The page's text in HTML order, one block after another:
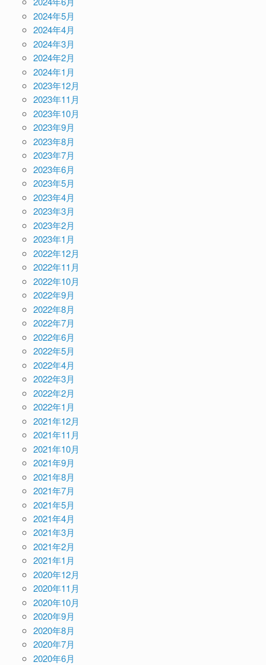
2024年5月
2024年4月
2024年3月
2024年2月
2024年1月
2023年12月
2023年11月
2023年10月
2023年9月
2023年8月
2023年7月
2023年6月
2023年5月
2023年4月
2023年3月
2023年2月
2023年1月
2022年12月
2022年11月
2022年10月
2022年9月
2022年8月
2022年7月
2022年6月
2022年5月
2022年4月
2022年3月
2022年2月
2022年1月
2021年12月
2021年11月
2021年10月
2021年9月
2021年8月
2021年7月
2021年5月
2021年4月
2021年3月
2021年2月
2021年1月
2020年12月
2020年11月
2020年10月
2020年9月
2020年8月
2020年7月
2020年6月